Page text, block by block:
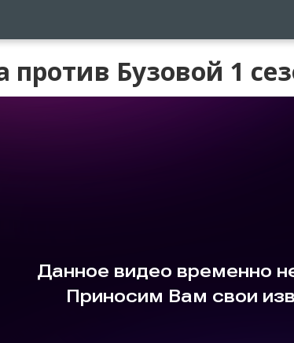
против Бузовой 1